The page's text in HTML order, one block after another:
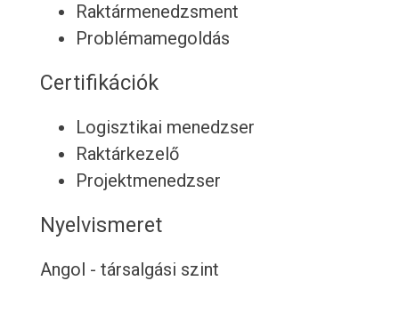
Raktármenedzsment
Problémamegoldás
Certifikációk
Logisztikai menedzser
Raktárkezelő
Projektmenedzser
Nyelvismeret
Angol - társalgási szint